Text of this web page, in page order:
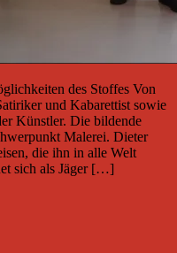
des Stoffes Von
und Kabarettist sowie
Künstler. Die bildende
Malerei. Dieter
die ihn in alle Welt
sich als Jäger […]